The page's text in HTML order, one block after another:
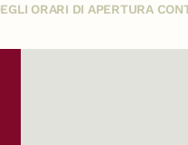
ORARI DI APERTURA